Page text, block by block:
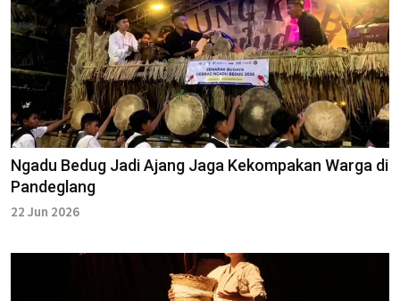
Ngadu Bedug Jadi Ajang Jaga Kekompakan Warga di
Pandeglang
22 Jun 2026